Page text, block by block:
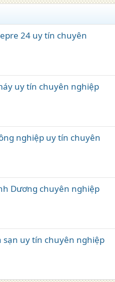
24 uy tín chuyên
uy tín chuyên nghiệp
nghiệp uy tín chuyên
Dương chuyên nghiệp
sạn uy tín chuyên nghiệp